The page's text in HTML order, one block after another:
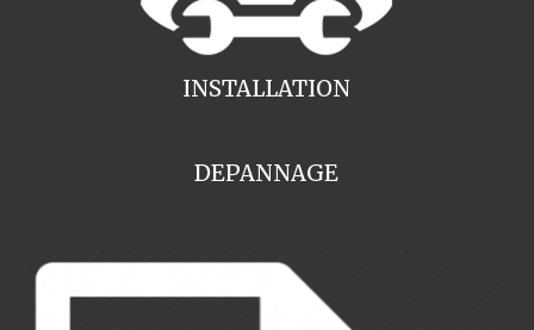
INSTALLATION
DEPANNAGE